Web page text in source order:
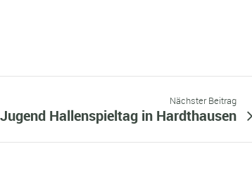
Nächster Beitrag
Hallenspieltag in Hardthausen